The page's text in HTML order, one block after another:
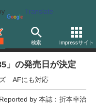
Translate
検索 Impressサイト
」の発売日が決定
ズ AFにも対応
Reported by 本誌：折本幸治